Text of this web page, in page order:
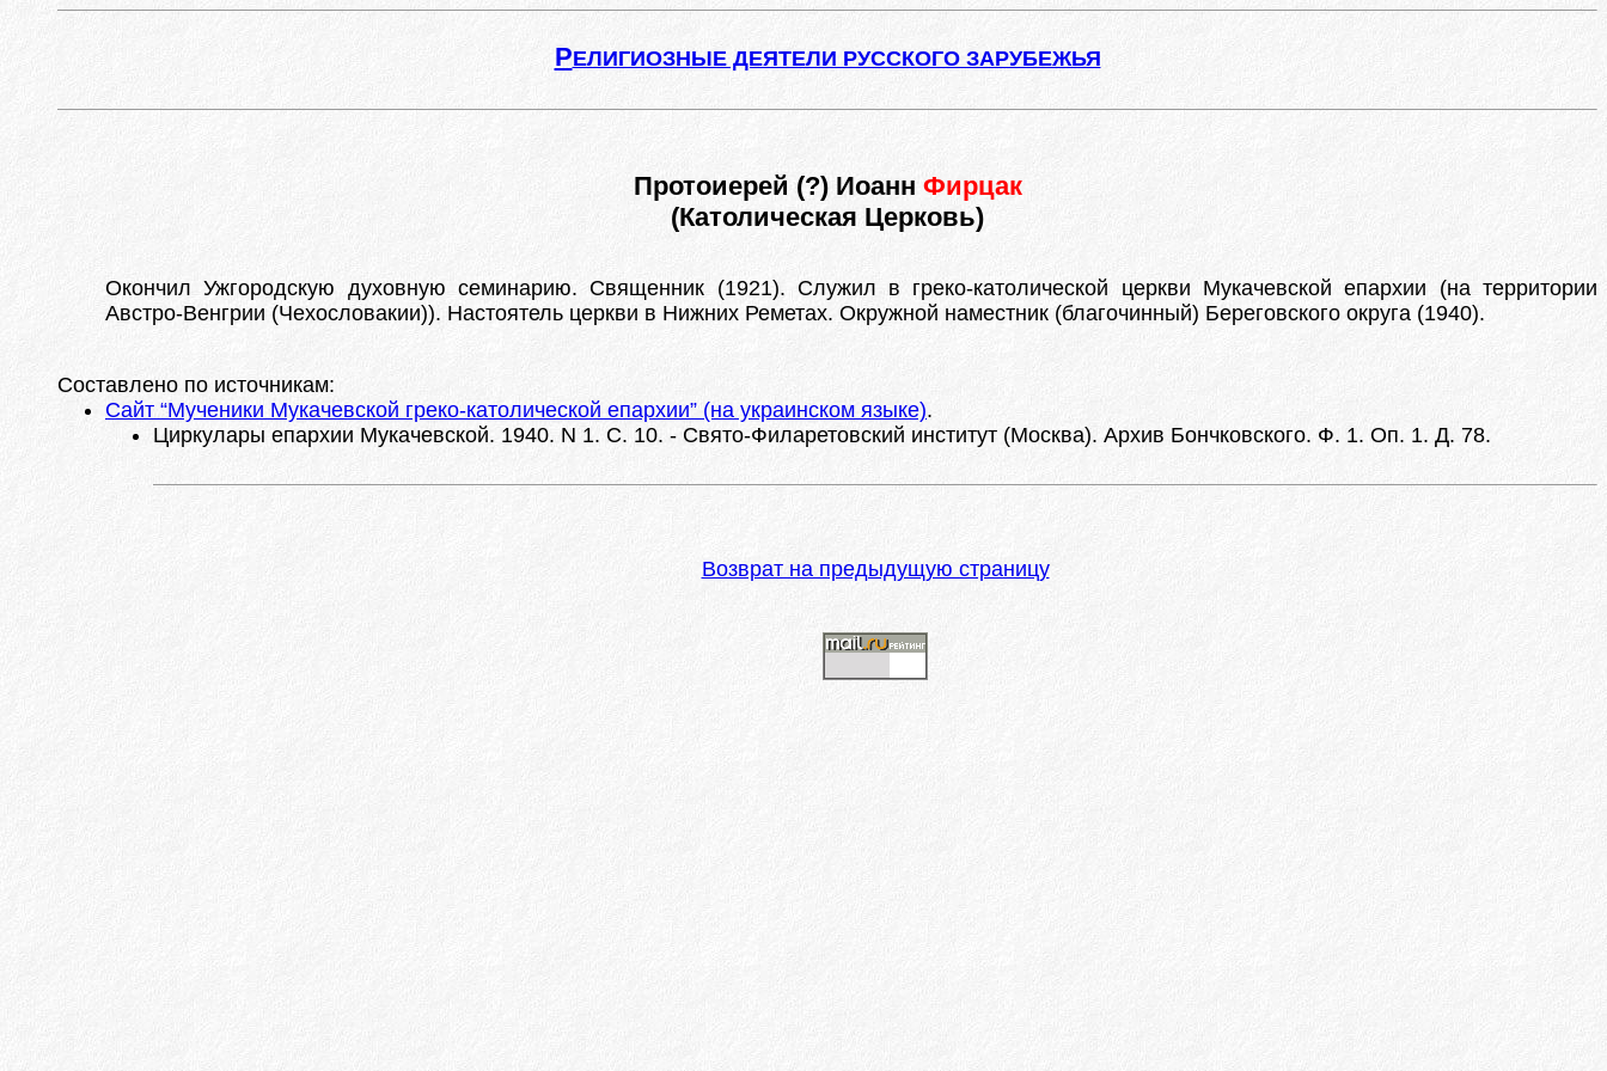
РЕЛИГИОЗНЫЕ ДЕЯТЕЛИ РУССКОГО ЗАРУБЕЖЬЯ
Протоиерей (?) Иоанн Фирцак
(Католическая Церковь)
Окончил Ужгородскую духовную семинарию. Священник (1921). Служил в греко-католической церкви Мукачевской епархии (на территории
Австро-Венгрии (Чехословакии)). Настоятель церкви в Нижних Реметах. Окружной наместник (благочинный) Береговского округа (1940).
Составлено по источникам:
Сайт “Мученики Мукачевской греко-католической епархии” (на украинском языке).
Циркулары епархии Мукачевской. 1940. N 1. С. 10. - Свято-Филаретовский институт (Москва). Архив Бончковского. Ф. 1. Оп. 1. Д. 78.
Возврат на предыдущую страницу